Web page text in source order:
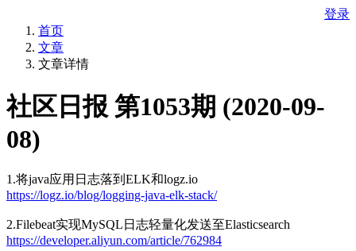
登录
首页
文章
文章详情
社区日报 第1053期 (2020-09-
08)
1.将java应用日志落到ELK和logz.io
https://logz.io/blog/logging-java-elk-stack/
2.Filebeat实现MySQL日志轻量化发送至Elasticsearch
https://developer.aliyun.com/article/762984